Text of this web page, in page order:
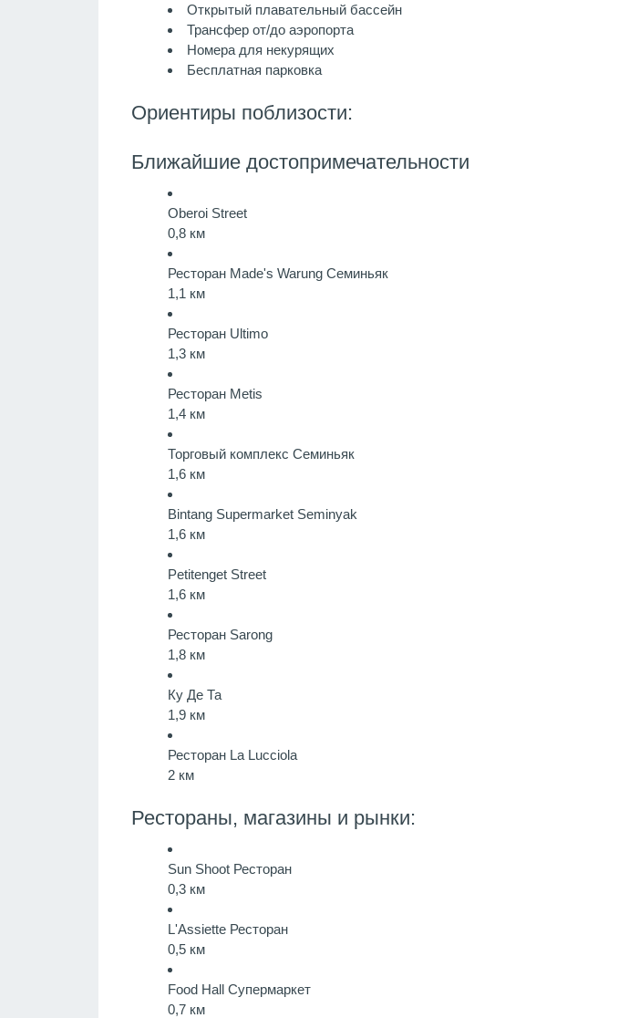
Открытый плавательный бассейн
Трансфер от/до аэропорта
Номера для некурящих
Бесплатная парковка
Ориентиры поблизости:
Ближайшие достопримечательности
Oberoi Street
0,8 км
Ресторан Made's Warung Семиньяк
1,1 км
Ресторан Ultimo
1,3 км
Ресторан Metis
1,4 км
Торговый комплекс Семиньяк
1,6 км
Bintang Supermarket Seminyak
1,6 км
Petitenget Street
1,6 км
Ресторан Sarong
1,8 км
Ку Де Та
1,9 км
Ресторан La Lucciola
2 км
Рестораны, магазины и рынки:
Sun Shoot Ресторан
0,3 км
L'Assiette Ресторан
0,5 км
Food Hall Супермаркет
0,7 км